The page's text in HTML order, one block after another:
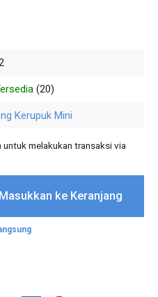
(20)
Kerupuk Mini
melakukan transaksi via
Masukkan ke Keranjang